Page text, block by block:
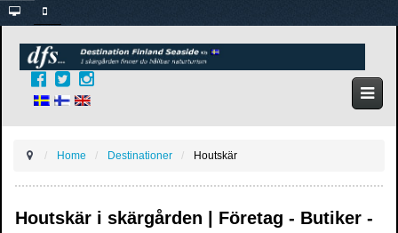
Home Destinationer Houtskär
Houtskär i skärgården | Företag - Butiker -